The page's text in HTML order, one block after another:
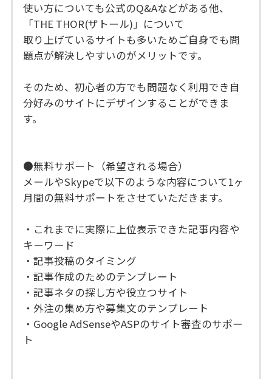
使い方についても公式のQ&Aなどがある他、
「THE THOR(ザトール)」について
取り上げているサイトも多いためご自身でも問
題点が解決しやすいのがメリットです。
そのため、初心者の方でも問題なく利用でき自
分好みのサイトにデザインすることができま
す。
●無料サポート（希望される場合）
メールやSkypeで以下のような内容について1ヶ
月間の無料サポートをさせていただきます。
・これまでに実際に上位表示できた記事内容や
キーワード
・記事投稿のタイミング
・記事作成のためのテンプレート
・記事ネタの探し方や役立つサイト
・外注の集め方や募集文のテンプレート
・Google AdSenseやASPのサイト審査のサポー
ト